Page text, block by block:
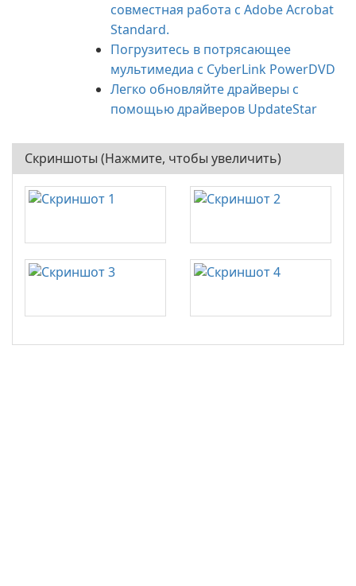
совместная работа с Adobe Acrobat
Standard.
Погрузитесь в потрясающее
мультимедиа с CyberLink PowerDVD
Легко обновляйте драйверы с
помощью драйверов UpdateStar
Скриншоты (Нажмите, чтобы увеличить)